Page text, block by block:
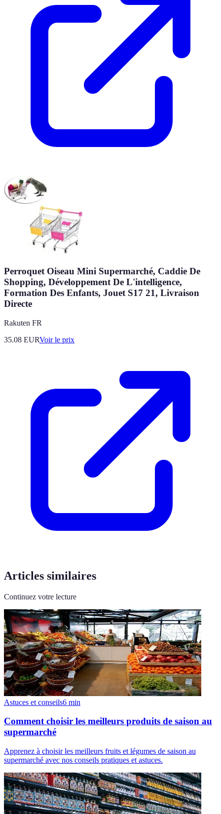
Perroquet Oiseau Mini Supermarché, Caddie De
Shopping, Développement De L'intelligence,
Formation Des Enfants, Jouet S17 21, Livraison
Directe
Rakuten FR
35.08 EURVoir le prix
Articles similaires
Continuez votre lecture
Astuces et conseils6 min
Comment choisir les meilleurs produits de saison au
supermarché
Apprenez à choisir les meilleurs fruits et légumes de saison au
supermarché avec nos conseils pratiques et astuces.